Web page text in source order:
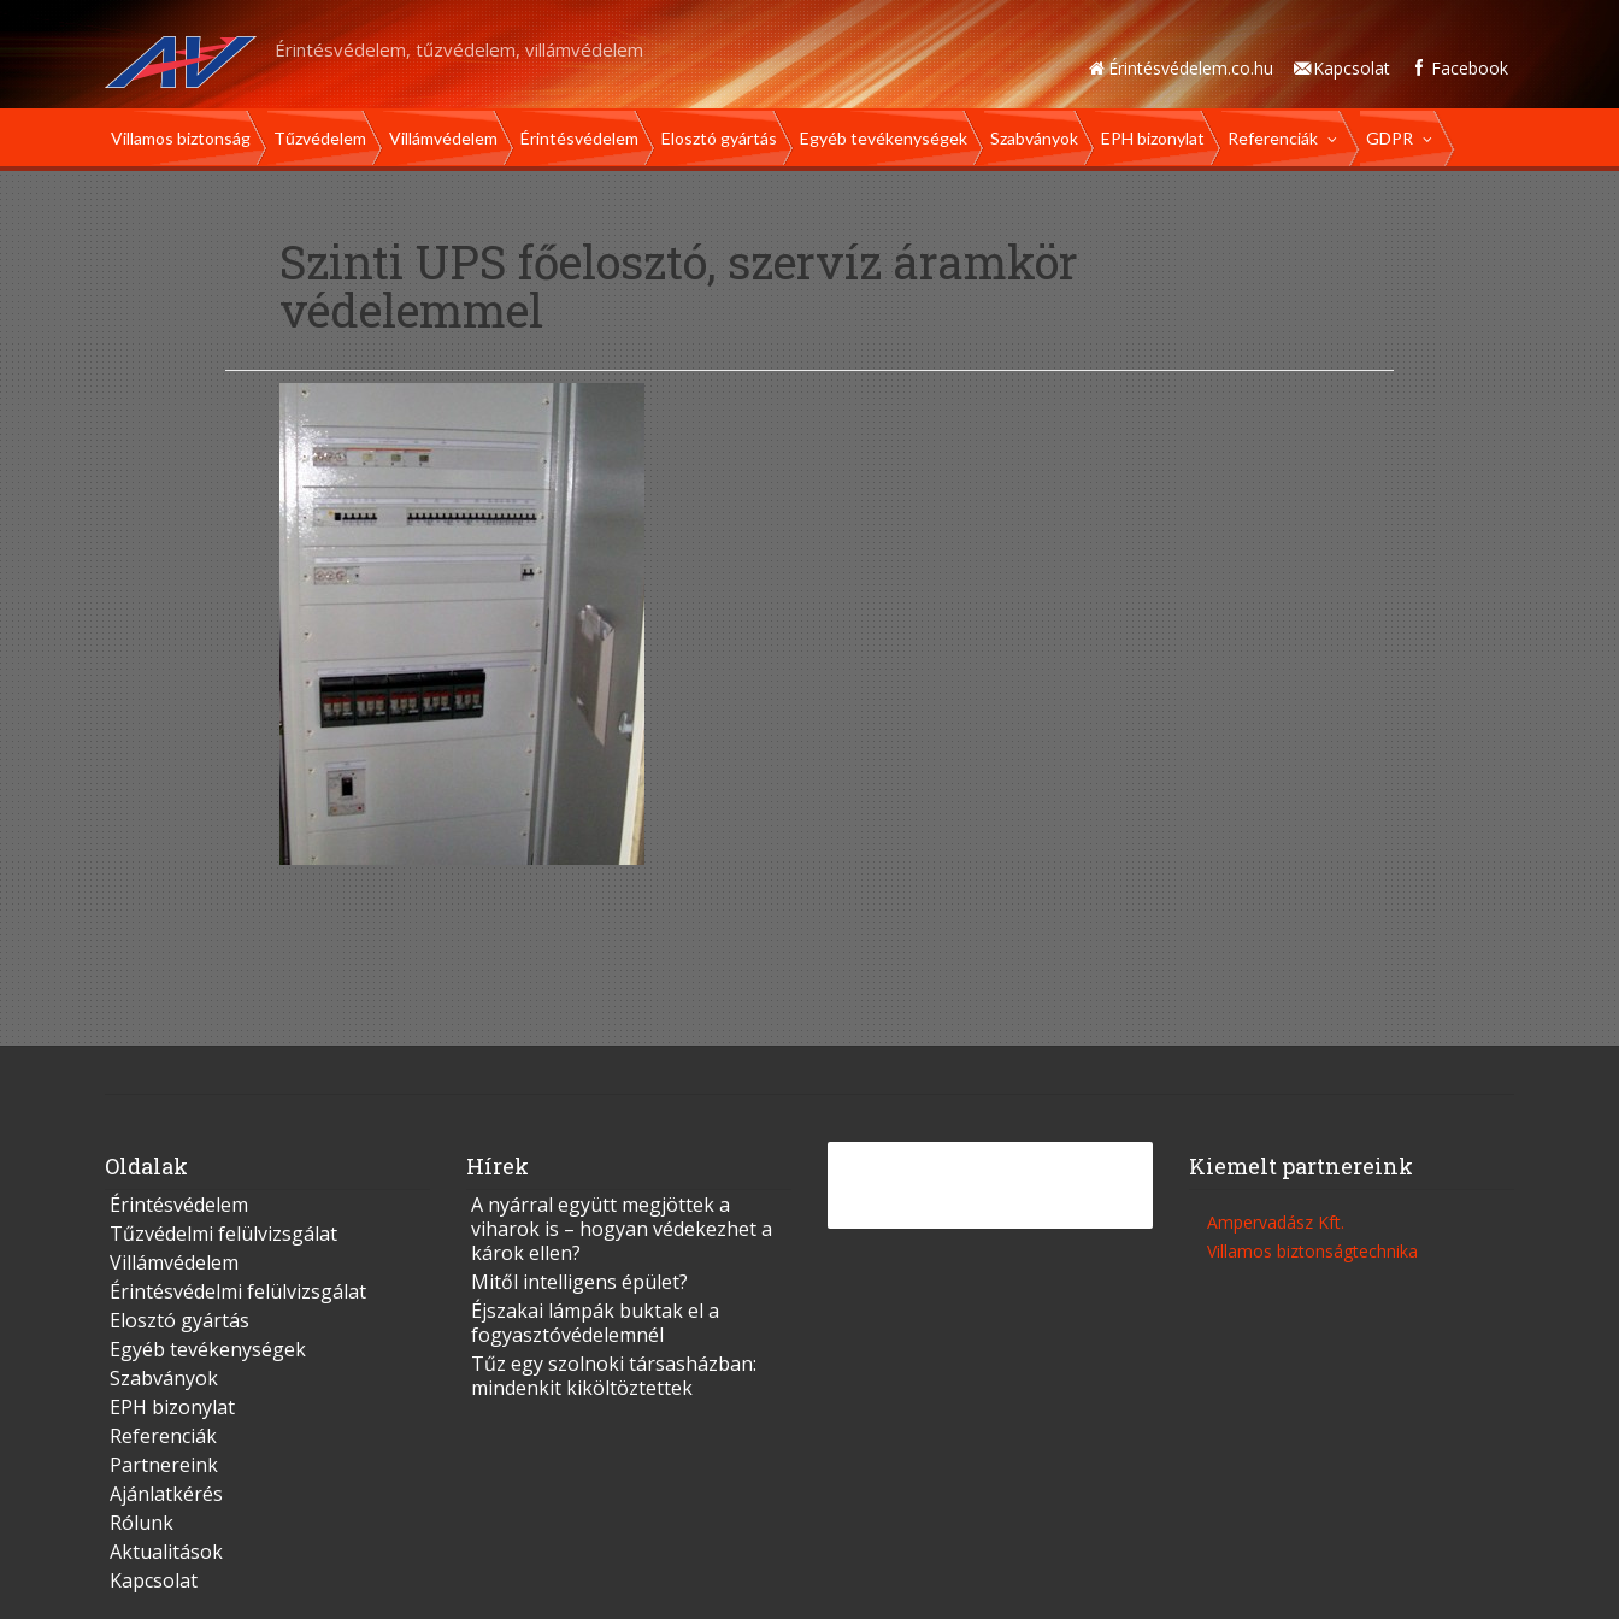
Érintésvédelem, tűzvédelem, villámvédelem
Érintésvédelem.co.hu Kapcsolat Facebook
Villamos biztonság Tűzvédelem Villámvédelem Érintésvédelem Elosztó gyártás Egyéb tevékenységek Szabványok EPH bizonylat Referenciák GDPR
Szinti UPS főelosztó, szervíz áramkör
védelemmel
Oldalak
Érintésvédelem
Tűzvédelmi felülvizsgálat
Villámvédelem
Érintésvédelmi felülvizsgálat
Elosztó gyártás
Egyéb tevékenységek
Szabványok
EPH bizonylat
Referenciák
Partnereink
Ajánlatkérés
Rólunk
Aktualitások
Kapcsolat
Hírek
A nyárral együtt megjöttek a
viharok is – hogyan védekezhet a
károk ellen?
Mitől intelligens épület?
Éjszakai lámpák buktak el a
fogyasztóvédelemnél
Tűz egy szolnoki társasházban:
mindenkit kiköltöztettek
Kiemelt partnereink
Ampervadász Kft.
Villamos biztonságtechnika